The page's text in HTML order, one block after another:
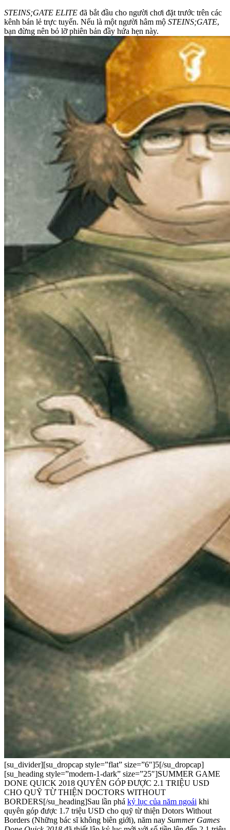
STEINS;GATE ELITE đã bắt đầu cho người chơi đặt trước trên các
kênh bán lẻ trực tuyến. Nếu là một người hâm mộ STEINS;GATE,
bạn đừng nên bỏ lỡ phiên bản đầy hứa hẹn này.
[su_divider][su_dropcap style=”flat” size=”6″]5[/su_dropcap]
[su_heading style=”modern-1-dark” size=”25″]SUMMER GAME
DONE QUICK 2018 QUYÊN GÓP ĐƯỢC 2.1 TRIỆU USD
CHO QUỸ TỪ THIỆN DOCTORS WITHOUT
BORDERS[/su_heading]Sau lần phá kỷ lục của năm ngoái khi
quyên góp được 1.7 triệu USD cho quỹ từ thiện Dotors Without
Borders (Những bác sĩ không biên giới), năm nay Summer Games